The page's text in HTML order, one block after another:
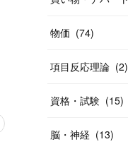
物価 (74)
項目反応理論 (2)
資格・試験 (15)
脳・神経 (13)